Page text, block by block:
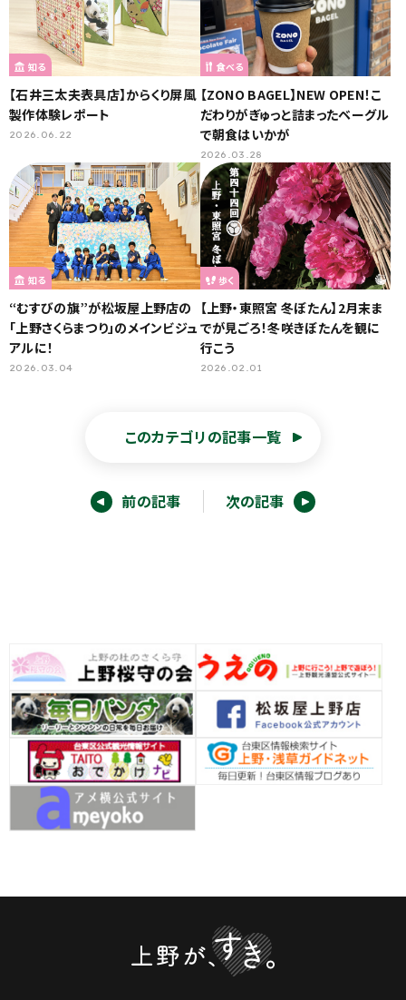
知る
【石井三太夫表具店】からくり屏風
製作体験レポート
2026.06.22
食べる
【ZONO BAGEL】NEW OPEN！こ
だわりがぎゅっと詰まったベーグル
で朝食はいかが
2026.03.28
知る
“むすびの旗”が松坂屋上野店の
「上野さくらまつり」のメインビジュ
アルに！
2026.03.04
歩く
【上野・東照宮 冬ぼたん】2月末ま
でが見ごろ！冬咲きぼたんを観に
行こう
2026.02.01
前の記事
このカテゴリの記事一覧
次の記事